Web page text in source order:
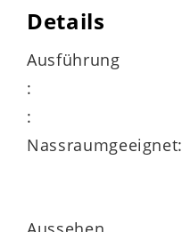
Höhe ca. 64 cm
Details
Ausführung
:
:
Nassraumgeeignet: